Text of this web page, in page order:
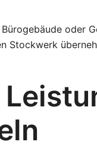
oder
Stockwerk